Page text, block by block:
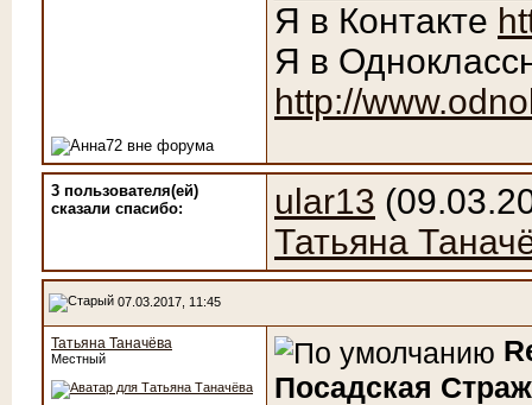
Я в Контакте
Я в
http://
3 пользователя(ей)
сказали cпасибо:
ular13
Татьяна
07.03.2017, 11:45
Татьяна Таначёва
Местный
Посадская